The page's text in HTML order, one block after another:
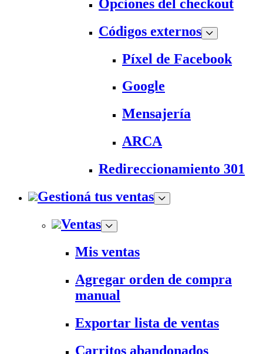
Opciones del checkout
Códigos externos
Píxel de Facebook
Google
Mensajería
ARCA
Redireccionamiento 301
Gestioná tus ventas
Ventas
Mis ventas
Agregar orden de compra
manual
Exportar lista de ventas
Carritos abandonados